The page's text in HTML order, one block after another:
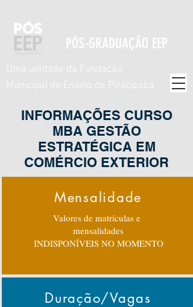
PÓS-GRADUAÇÃO EEP
Uma unidade da Fundação
Municipal de Ensino de Piracicaba
INFORMAÇÕES CURSO
MBA GESTÃO
ESTRATÉGICA EM
COMÉRCIO EXTERIOR
Mensalidade
Valores de matrículas e
mensalidades
INDISPONÍVEIS NO MOMENTO
Duração/Vagas